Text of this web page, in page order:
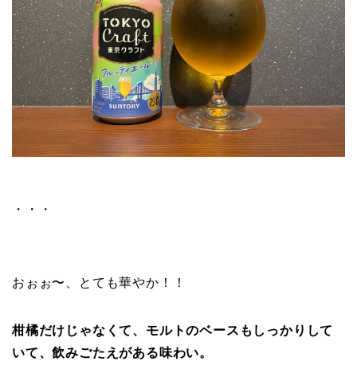
・・・
おぉぉ〜、とても華やか！！
柑橘だけじゃなくて、モルトのベースもしっかりして
いて、飲みごたえがある味わい。